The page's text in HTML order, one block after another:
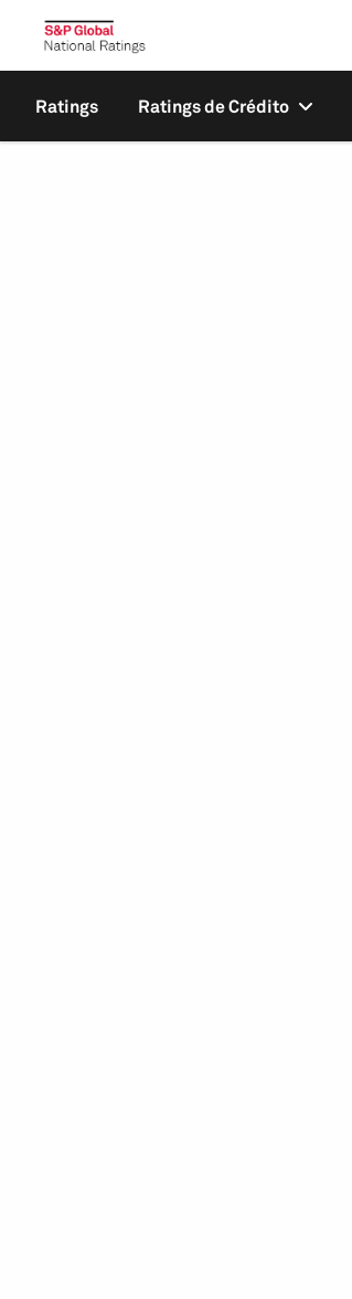
Ratings Ratings de Crédito